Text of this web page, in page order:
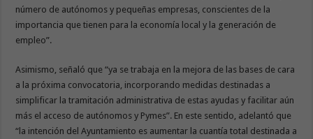
número de autónomos y pequeñas empresas, conscientes de la
importancia que tienen para la economía local y la generación de
empleo”.
Asimismo, señaló que “ya se trabaja en la mejora de las bases de cara
a la próxima convocatoria, incorporando medidas destinadas a
simplificar la tramitación administrativa de estas ayudas y facilitar aún
más el acceso de autónomos y Pymes”. En este sentido, adelantó que
“la intención del Ayuntamiento es aumentar la cuantía total destinada a